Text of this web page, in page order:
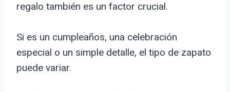
regalo también es un factor crucial.
Si es un cumpleaños, una celebración
especial o un simple detalle, el tipo de zapato
puede variar.